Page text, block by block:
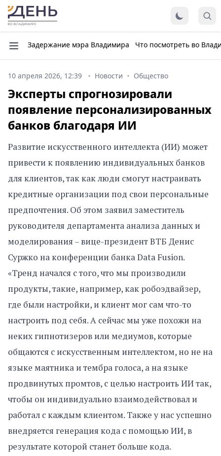
Задержание мэра Владимира Что посмотреть во
10 апреля 2026, 12:39 Новости Общество
Эксперты спрогнозировали
появление персонализированных
банков благодаря ИИ
Развитие искусственного интеллекта (ИИ) может
привести к появлению индивидуальных банков
для клиентов, так как люди смогут настраивать
кредитные организации под свои персональные
предпочтения. Об этом заявил заместитель
руководителя департамента анализа данных и
моделирования – вице-президент ВТБ Денис
Суржко на конференции банка Data Fusion.
«Тренд начался с того, что мы производили
продукты, такие, например, как робоэдвайзер,
где были настройки, и клиент мог сам что-то
настроить под себя. А сейчас мы уже похожи на
неких гипнотизеров или медиумов, которые
общаются с искусственным интеллектом, но не на
языке маятника и тембра голоса, а на языке
продвинутых промтов, с целью настроить ИИ так,
чтобы он индивидуально взаимодействовал и
работал с каждым клиентом. Также у нас успешно
внедряется генерация кода с помощью ИИ, в
результате которой станет больше кода.